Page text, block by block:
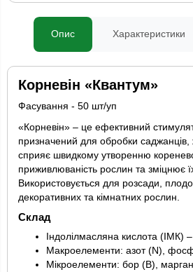
Опис Характеристики
Корневін «Квантум»
Фасування - 50 шт/уп
«Корневін» – це ефективний
призначений для обробки саджанців,
сприяє швидкому утворенню
приживлюваність рослин та зміцнює
Використовується для розсади,
декоративних та кімнатних рослин.
Склад
Індолілмасляна кислота (ІМК)
Макроелементи: азот (N),
Мікроелементи: бор (B),